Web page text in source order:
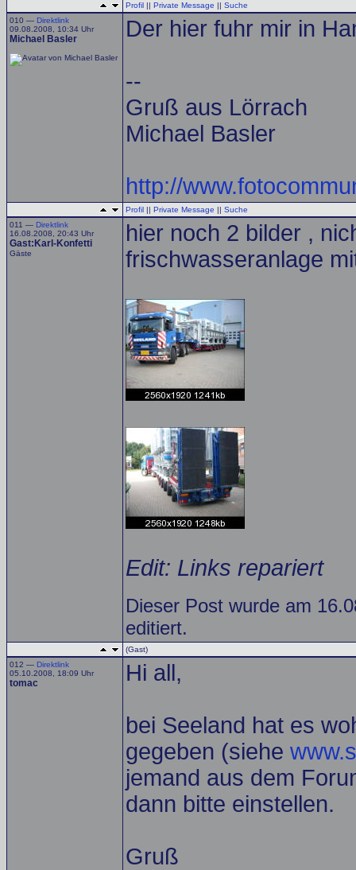
Profil || Private Message || Suche
010 — Direktlink
09.08.2008, 10:34 Uhr
Michael Basler Der hier fuhr mir in
--
Gruß aus Lörrach
Michael Basler
http://
Profil || Private Message || Suche
011 — Direktlink
16.08.2008, 20:43 Uhr
Gast:Karl-Konfetti
Gäste
hier noch 2 bilder ,
frischwasseranlage
Edit: Links repariert
Dieser Post wurde am
editiert.
(Gast)
012 — Direktlink
05.10.2008, 18:09 Uhr
tomac Hi all,
bei Seeland hat es
gegeben (siehe
jemand aus dem
dann bitte einstellen.
Gruß